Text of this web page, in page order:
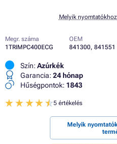
Melyik
Megr. száma
1TRIMPC400ECG
OEM
841300, 841551
Szín: Azúrkék
Garancia: 24 hónap
Hűségpontok: 1843
5 értékelés
Melyik